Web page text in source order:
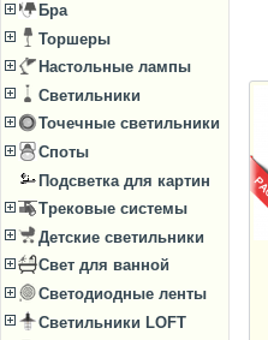
Бра
Торшеры
Настольные лампы
Светильники
Точечные светильники
Споты
Подсветка для картин
Трековые системы
Детские светильники
Свет для ванной
Светодиодные ленты
Светильники LOFT